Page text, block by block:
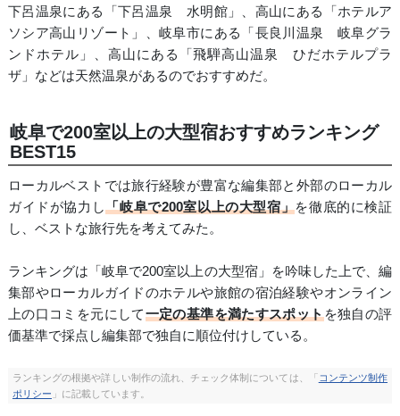
下呂温泉にある「下呂温泉 水明館」、高山にある「ホテルア
ソシア高山リゾート」、岐阜市にある「長良川温泉 岐阜グラ
ンドホテル」、高山にある「飛騨高山温泉 ひだホテルプラ
ザ」などは天然温泉があるのでおすすめだ。
岐阜で200室以上の大型宿おすすめランキング
BEST15
ローカルベストでは旅行経験が豊富な編集部と外部のローカル
ガイドが協力し「岐阜で200室以上の大型宿」を徹底的に検証
し、ベストな旅行先を考えてみた。
ランキングは「岐阜で200室以上の大型宿」を吟味した上で、編
集部やローカルガイドのホテルや旅館の宿泊経験やオンライン
上の口コミを元にして一定の基準を満たすスポットを独自の評
価基準で採点し編集部で独自に順位付けしている。
ランキングの根拠や詳しい制作の流れ、チェック体制については、「 コンテンツ制作
ポリシー 」に記載しています。